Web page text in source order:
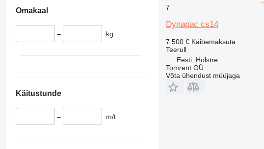
Omakaal
– kg
Käitustunde
– m/t
7
Dynapac cs14
7 500 € Käibemaksuta
Teerull
Eesti, Holstre
Tomrent OÜ
Võta ühendust müüjaga